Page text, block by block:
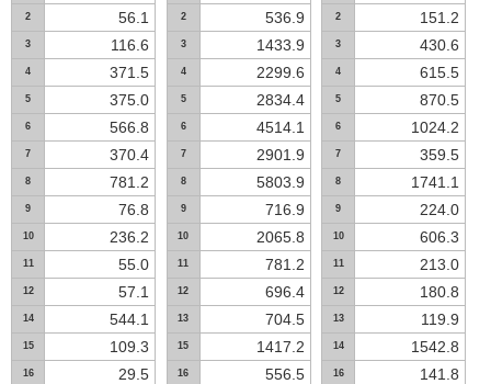
2 56.1
3 116.6
4 371.5
5 375.0
6 566.8
7 370.4
8 781.2
9 76.8
10 236.2
11 55.0
12 57.1
14 544.1
15 109.3
16 29.5
2 536.9
3 1433.9
4 2299.6
5 2834.4
6 4514.1
7 2901.9
8 5803.9
9 716.9
10 2065.8
11 781.2
12 696.4
13 704.5
15 1417.2
16 556.5
2 151.2
3 430.6
4 615.5
5 870.5
6 1024.2
7 359.5
8 1741.1
9 224.0
10 606.3
11 213.0
12 180.8
13 119.9
14 1542.8
16 141.8